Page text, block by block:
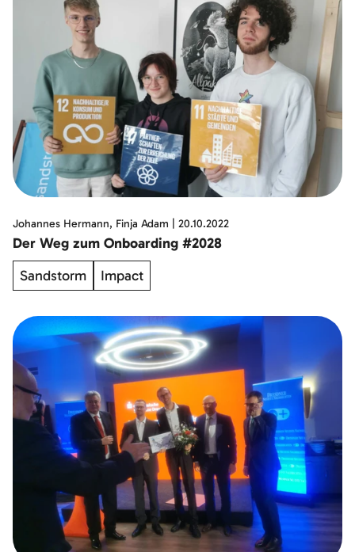
Johannes Hermann, Finja Adam 20.10.2022
Der Weg zum Onboarding #2028
Sandstorm
Impact